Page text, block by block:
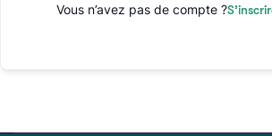
Vous n’avez pas de compte ?